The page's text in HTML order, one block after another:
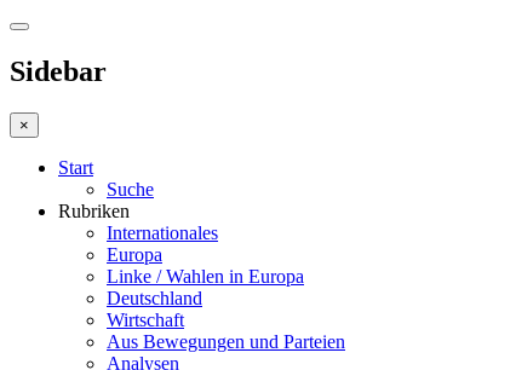
Sidebar
×
Start
Suche
Rubriken
Internationales
Europa
Linke / Wahlen in Europa
Deutschland
Wirtschaft
Aus Bewegungen und Parteien
Analysen